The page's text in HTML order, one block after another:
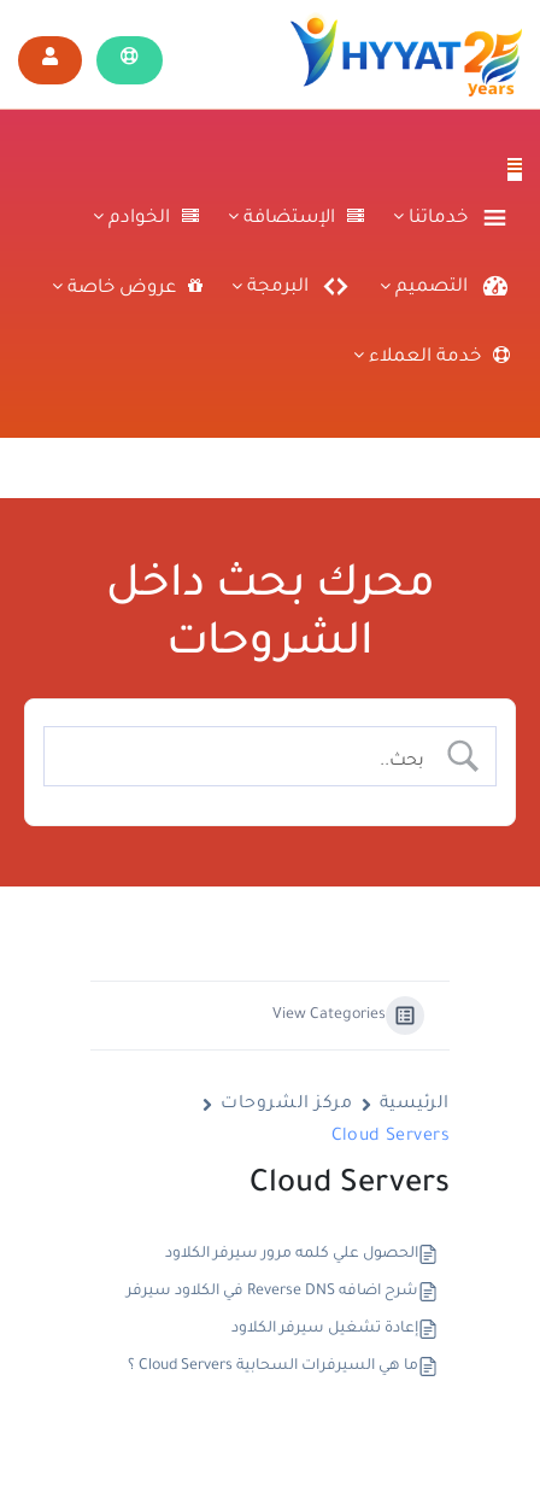
خدماتنا الإستضافة الخوادم
التصميم البرمجة عروض خاصة
خدمة العملاء
محرك بحث داخل
الشروحات
View Categories
الرئيسية
مركز الشروحات
Cloud Servers
Cloud Servers
الحصول علي كلمه مرور سيرفر الكلاود
شرح اضافه Reverse DNS في الكلاود سيرفر
إعادة تشغيل سيرفر الكلاود
ما هي السيرفرات السحابية Cloud Servers ؟